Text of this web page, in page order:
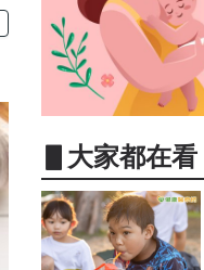
▋大家都在看